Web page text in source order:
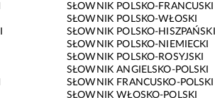
SŁOWNIK POLSKO-FRANCUSKI
SŁOWNIK POLSKO-WŁOSKI
SŁOWNIK POLSKO-HISZPAŃSKI
SŁOWNIK POLSKO-NIEMIECKI
SŁOWNIK POLSKO-ROSYJSKI
SŁOWNIK ANGIELSKO-POLSKI
SŁOWNIK FRANCUSKO-POLSKI
SŁOWNIK WŁOSKO-POLSKI